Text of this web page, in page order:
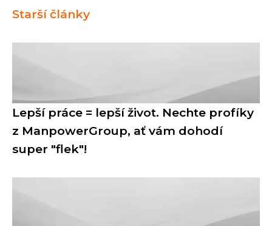
Starší články
Lepší práce = lepší život. Nechte profíky
z ManpowerGroup, ať vám dohodí
super "flek"!